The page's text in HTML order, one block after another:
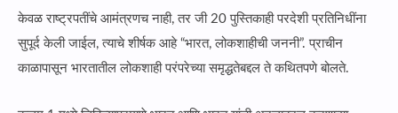
केवळ राष्ट्रपतींचे आमंत्रणच नाही, तर जी 20 पुस्तिकाही परदेशी प्रतिनिधींना
सुपूर्द केली जाईल, त्याचे शीर्षक आहे “भारत, लोकशाहीची जननी”. प्राचीन
काळापासून भारतातील लोकशाही परंपरेच्या समृद्धतेबद्दल ते कथितपणे बोलते.